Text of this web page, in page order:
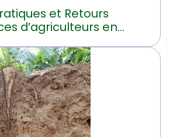
et Retours
d’agriculteurs en